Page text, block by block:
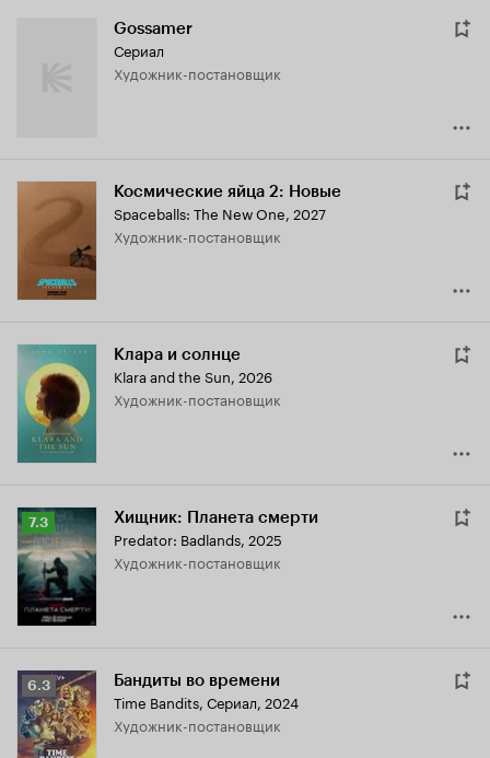
Gossamer
Сериал
Художник-постановщик
Космические яйца 2: Новые
Spaceballs: The New One, 2027
Художник-постановщик
Клара и солнце
Klara and the Sun, 2026
Художник-постановщик
Рейтинг
Кинопоиска
7.3
7.3 Хищник: Планета смерти
Predator: Badlands, 2025
Художник-постановщик
Рейтинг
Кинопоиска
6.3
6.3 Бандиты во времени
Time Bandits, Сериал, 2024
Художник-постановщик